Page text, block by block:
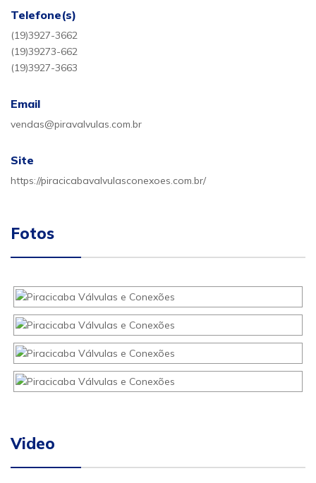
Telefone(s)
(19)3927-3662
(19)39273-662
(19)3927-3663
Email
vendas@piravalvulas.com.br
Site
https://piracicabavalvulasconexoes.com.br/
Fotos
Video